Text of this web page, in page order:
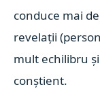
conduce mai
revelații
mult echilibru
conștient.